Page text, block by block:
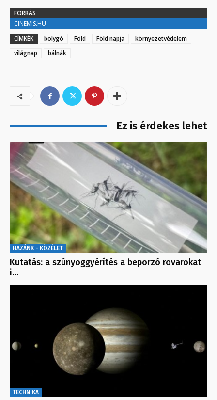
FORRÁS
CINEMIS.HU
CÍMKÉK
bolygó Föld Föld napja
környezetvédelem
világnap
bálnák
Ez is érdekes lehet
HAZÁNK - KÖZÉLET
Kutatás: a szúnyoggyérítés a beporzó rovarokat
i…
TECHNIKA